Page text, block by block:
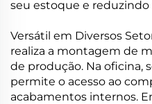
seu estoque e reduzindo
Versátil em Diversos
realiza a montagem de
de produção. Na oficina,
permite o acesso ao
acabamentos internos.